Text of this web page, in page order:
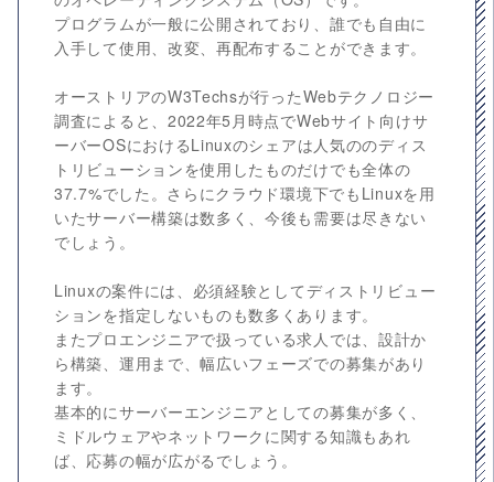
プログラムが一般に公開されており、誰でも自由に
入手して使用、改変、再配布することができます。
オーストリアのW3Techsが行ったWebテクノロジー
調査によると、2022年5月時点でWebサイト向けサ
ーバーOSにおけるLinuxのシェアは人気ののディス
トリビューションを使用したものだけでも全体の
37.7%でした。さらにクラウド環境下でもLinuxを用
いたサーバー構築は数多く、今後も需要は尽きない
でしょう。
Linuxの案件には、必須経験としてディストリビュー
ションを指定しないものも数多くあります。
またプロエンジニアで扱っている求人では、設計か
ら構築、運用まで、幅広いフェーズでの募集があり
ます。
基本的にサーバーエンジニアとしての募集が多く、
ミドルウェアやネットワークに関する知識もあれ
ば、応募の幅が広がるでしょう。